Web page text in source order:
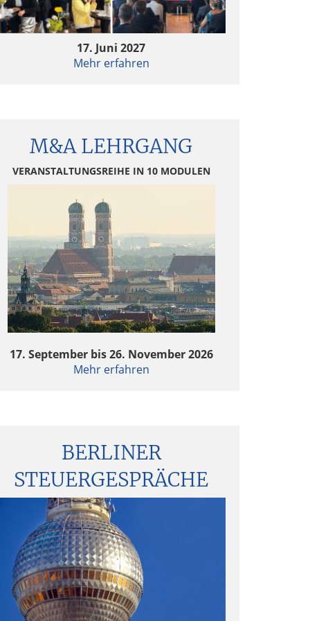
Equity & AI – Value Creation 2.0?
Private Equity & AI – Value Creation 2.0?
Continuation Fonds im Trend
Quo vadis Fondsstandort Deutschland?
Quo vadis Fondsstandort Deutschland?
Aktuelle Entwicklungen in der
Fondsbesteuerung
Aktuelle Entwicklungen in der
Fondsbesteuerung
FCM Private Equity Survey 2024 – Investoren
Private Equity & Pricing – Much to lose, more
Private Equity & Pricing – Much to lose, more
to gain
Fondsstrukturen 2024 – Analyse und
17. Juni 2027
Mehr erfahren
M&A LEHRGANG
VERANSTALTUNGSREIHE IN 10 MODULEN
17. September bis 26. November 2026
Mehr erfahren
BERLINER
STEUERGESPRÄCHE